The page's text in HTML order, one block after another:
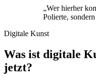
„Wer hierher
Polierte,
Digitale Kunst
Was ist digitale
jetzt?